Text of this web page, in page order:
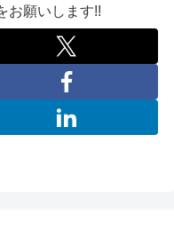
お願いします!!